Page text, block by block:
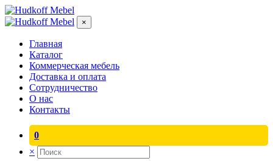
×
Главная
Каталог
Коммерческая мебель
Доставка и оплата
Сотрудничество
О нас
Контакты
0
×